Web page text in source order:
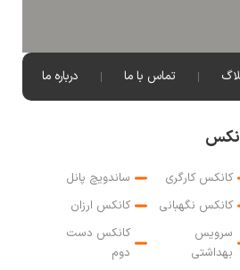
تماس با ما درباره ما
کانکس کارگری
کانکس نگهبانی
سرویس
بهداشتی
ساندویچ پانل
کانکس ارزان
کانکس دست
دوم